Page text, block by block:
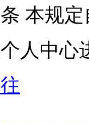
本规
人中心